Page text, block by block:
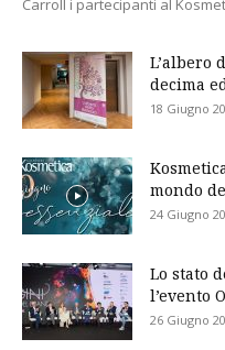
Carroll i partecipanti al
L’albero
decima
18 Giugno
mondo
24 Giugno
Lo stato
l’evento
26 Giugno